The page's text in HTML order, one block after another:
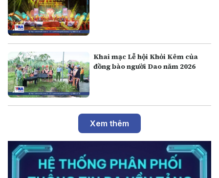
Khai mạc Lễ hội Khỏi Kêm của
đồng bào người Dao năm 2026
Xem thêm